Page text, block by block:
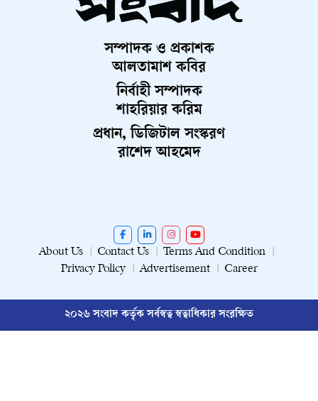
সম্পাদক ও প্রকাশক
আলতামাশ কবির
নির্বাহী সম্পাদক
শাহরিয়ার করিম
প্রধান, ডিজিটাল সংস্করণ
রাশেদ আহমেদ
About Us Contact Us
Terms And Condition
Privacy Policy
Advertisement Career
২০২৬ সংবাদ কর্তৃক সর্বস্বত্ব স্বত্বাধিকার সংরক্ষিত